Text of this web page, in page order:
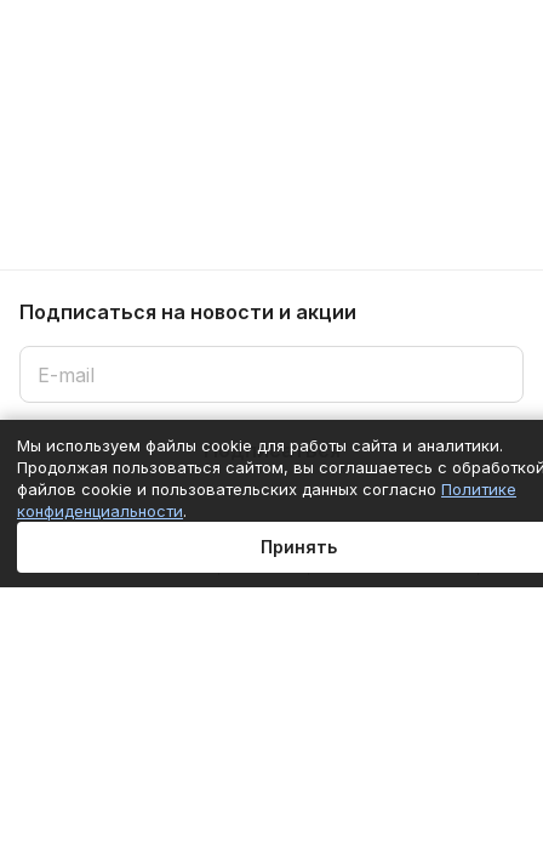
Под заказ
Подписаться на новости и акции
Подписаться
Интернет-магазин
Компания
Мы используем файлы cookie для работы сайта и аналитики.
Продолжая пользоваться сайтом, вы соглашаетесь с
файлов cookie и пользовательских данных согласно Политике
конфиденциальности.
Принять